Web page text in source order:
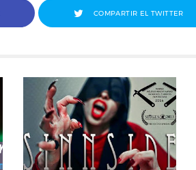
COMPARTIR EL TWITTER